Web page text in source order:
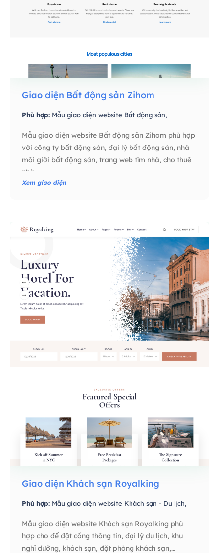
Giao diện Bất động sản Zihom
Phù hợp: Mẫu giao diện website Bất động sản,
Mẫu giao diện website Bất động sản Zihom phù hợp
với công ty bất động sản, đại lý bất động sản, nhà
môi giới bất động sản, trang web tìm nhà, cho thuê
nhà…
Xem giao diện
Giao diện Khách sạn Royalking
Phù hợp: Mẫu giao diện website Khách sạn - Du lịch,
Mẫu giao diện website Khách sạn Royalking phù
hợp cho để đặt cổng thông tin, đại lý du lịch, khu
nghỉ dưỡng, khách sạn, đặt phòng khách sạn,…